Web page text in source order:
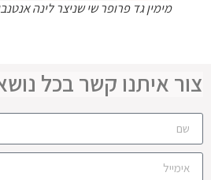
מימין גד פרופר שי שניצר לינה
איתנו קשר בכל נושא